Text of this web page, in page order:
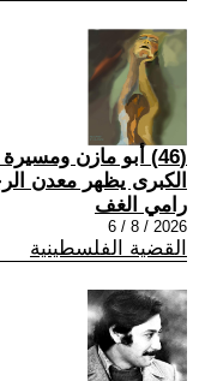
(46) أبو مازن
الكبرى يظهر معدن
رامي الغف
2026 / 8 / 6
القضية الفلسطينية